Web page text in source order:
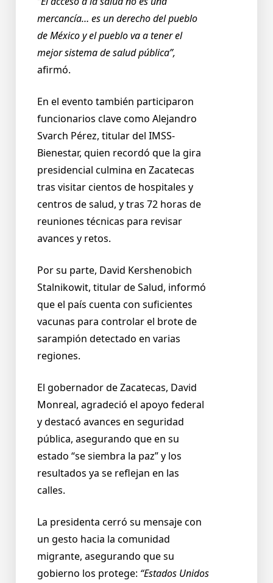
mercancía… es un derecho del pueblo
de México y el pueblo va a tener el
mejor sistema de salud pública”,
afirmó.
En el evento también participaron
funcionarios clave como Alejandro
Svarch Pérez, titular del IMSS-
Bienestar, quien recordó que la gira
presidencial culmina en Zacatecas
tras visitar cientos de hospitales y
centros de salud, y tras 72 horas de
reuniones técnicas para revisar
avances y retos.
Por su parte, David Kershenobich
Stalnikowit, titular de Salud, informó
que el país cuenta con suficientes
vacunas para controlar el brote de
sarampión detectado en varias
regiones.
El gobernador de Zacatecas, David
Monreal, agradeció el apoyo federal
y destacó avances en seguridad
pública, asegurando que en su
estado “se siembra la paz” y los
resultados ya se reflejan en las
calles.
La presidenta cerró su mensaje con
un gesto hacia la comunidad
migrante, asegurando que su
gobierno los protege: “Estados Unidos